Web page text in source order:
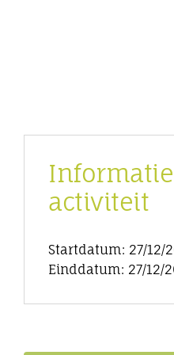
activiteit
Startdatum: 27/12/
Einddatum: 27/12/